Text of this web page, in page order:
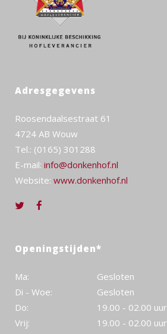
Adresgegevens
Roosendaalsestraat 61
4724 AB Wouw
Tel.: (0165) 301288
E-mail: info@donkenhof.nl
Website: www.donkenhof.nl
Openingstijden*
Ma:
Gesloten
Di - Woe:
Gesloten
Do:
19.00 - 02.00 uur
Vrij:
19.00 - 02.00 uur